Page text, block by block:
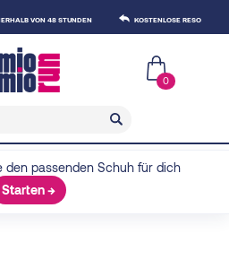
48 STUNDEN KOSTENLOSE RESO
0
passenden Schuh für dich
Starten →